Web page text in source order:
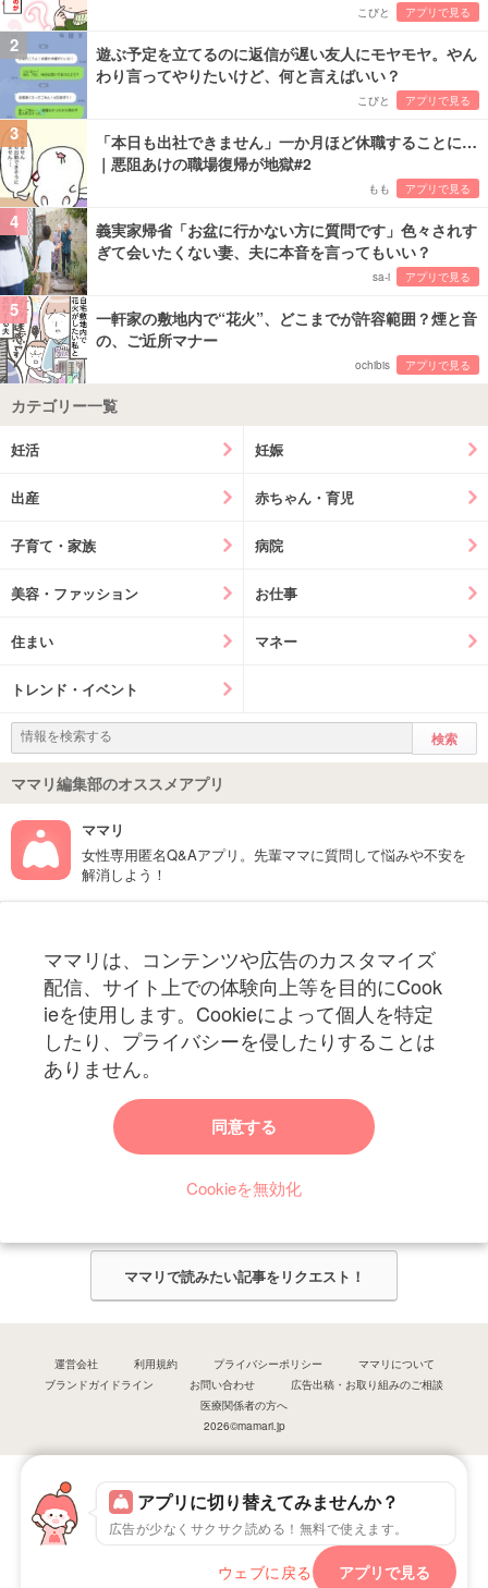
アプリに切り替えてみませんか？
広告が少なくサクサク読める！無料で使えます。
ウェブに戻る アプリで見る
こびと アプリで見る
2
遊ぶ予定を立てるのに返信が遅い友人にモヤモヤ。やん
わり言ってやりたいけど、何と言えばいい？
こびと アプリで見る
3
「本日も出社できません」一か月ほど休職することに…
｜悪阻あけの職場復帰が地獄#2
もも アプリで見る
4
義実家帰省「お盆に行かない方に質問です」色々されす
ぎて会いたくない妻、夫に本音を言ってもいい？
sa-i アプリで見る
5
一軒家の敷地内で“花火”、どこまでが許容範囲？煙と音
の、ご近所マナー
ochibis アプリで見る
カテゴリー一覧
妊活 妊娠
出産 赤ちゃん・育児
子育て・家族 病院
美容・ファッション お仕事
住まい マネー
トレンド・イベント
ママリ編集部のオススメアプリ
ママリ
女性専用匿名Q&Aアプリ。先輩ママに質問して悩みや不安を
解消しよう！
ママリは、コンテンツや広告のカスタマイズ
配信、サイト上での体験向上等を目的にCook
ieを使用します。Cookieによって個人を特定
したり、プライバシーを侵したりすることは
ありません。
同意する
Cookieを無効化
妊娠〜子育て中のお役立ち情報を配信中
ママリからのお知らせ
ママリ編集部がみなさんのご意見をもとに記事を作成させていただきま
ママリで読みたい記事をリクエスト！
運営会社 利用規約 プライバシーポリシー
ママリについて
ブランドガイドライン
お問い合わせ
広告出稿・お取り組みのご相談
医療関係者の方へ
2026©mamari.jp